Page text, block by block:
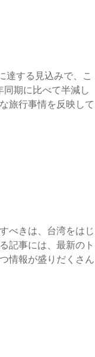
達する見込みで、こ
期に比べて半減し
旅行事情を反映して
べきは、台湾をはじ
記事には、最新のト
情報が盛りだくさん